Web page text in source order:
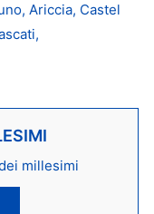
Ariccia, Castel
millesimi